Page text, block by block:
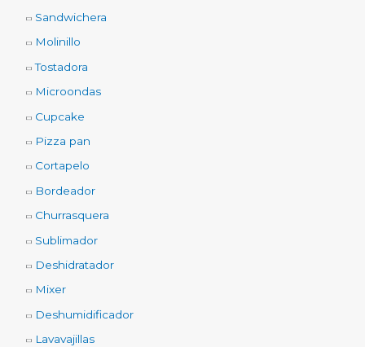
Sandwichera
Molinillo
Tostadora
Microondas
Cupcake
Pizza pan
Cortapelo
Bordeador
Churrasquera
Sublimador
Deshidratador
Mixer
Deshumidificador
Lavavajillas